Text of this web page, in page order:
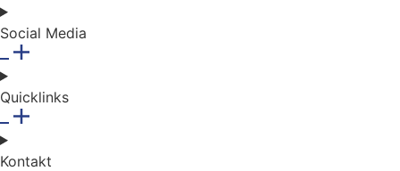
Social Media
Quicklinks
Kontakt